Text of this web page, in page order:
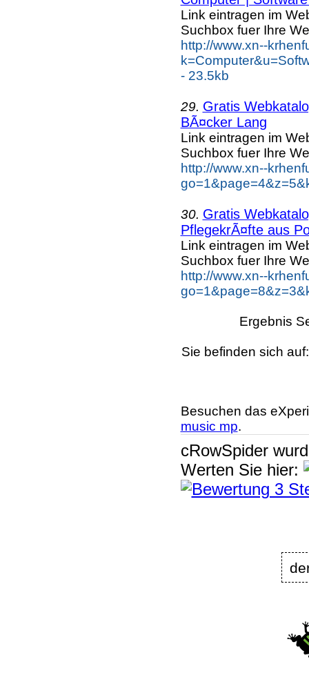
Link eintragen im
Suchbox fuer Ihre
http://www.xn--
- 23.5kb
29. Gratis
BÃ¤cker Lang
Link eintragen im
Suchbox fuer Ihre
http://www.xn--
30. Gratis
PflegekrÃ¤fte aus
Link eintragen im
Suchbox fuer Ihre
http://www.xn--
Ergebnis
Sie befinden sich
Besuchen das
music mp.
cRowSpider
Werten Sie hier: